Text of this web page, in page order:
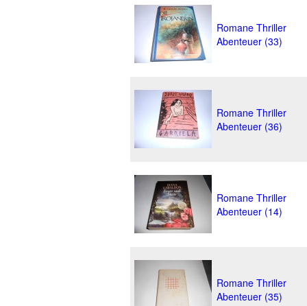
Romane Thriller
Abenteuer (33)
Romane Thriller
Abenteuer (36)
Romane Thriller
Abenteuer (14)
Romane Thriller
Abenteuer (35)